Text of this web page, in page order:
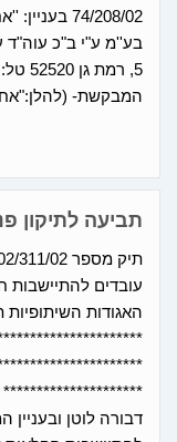
74/208/02
בע''מ ע"י ב"כ עוה"ד
המבקשת-
תביעה לתיקון
עובדים להתיישבות